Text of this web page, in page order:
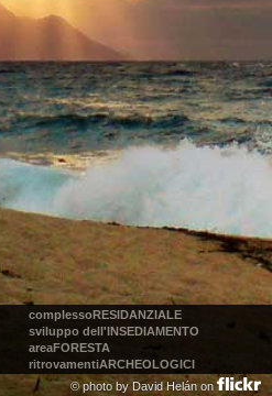
complessoRESIDANZIALE
sviluppo dell'INSEDIAMENTO
areaFORESTA
ritrovamentiARCHEOLOGICI
© photo by David Helán on